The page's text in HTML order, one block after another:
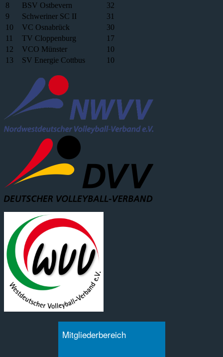
8
BSV Ostbevern
32
9
Schweriner SC II
31
10
VC Osnabrück
30
11
TV Cloppenburg
17
12
VCO Münster
10
13
SV Energie Cottbus 10